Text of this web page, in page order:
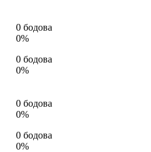
0 бодова
0%
0 бодова
0%
0 бодова
0%
0 бодова
0%